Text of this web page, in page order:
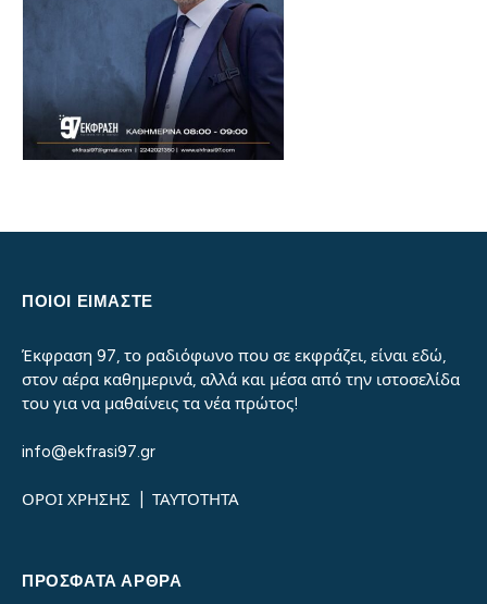
ΠΟΙΟΙ ΕΙΜΑΣΤΕ
Έκφραση 97, το ραδιόφωνο που σε εκφράζει, είναι εδώ,
στον αέρα καθημερινά, αλλά και μέσα από την ιστοσελίδα
του για να μαθαίνεις τα νέα πρώτος!
info@ekfrasi97.gr
ΟΡΟΙ ΧΡΗΣΗΣ ΤΑΥΤΟΤΗΤΑ
ΠΡΌΣΦΑΤΑ ΆΡΘΡΑ